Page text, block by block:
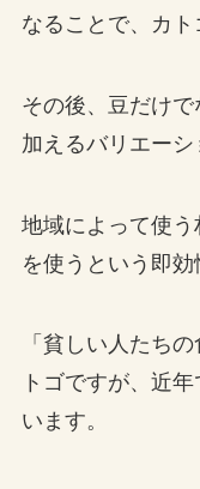
なることで、カト
その後、豆だけ
加えるバリエーシ
地域によって使
を使うという即効
「貧しい人たち
トゴですが、近
います。